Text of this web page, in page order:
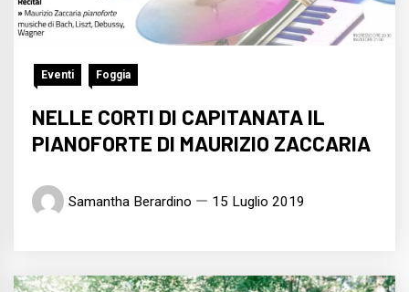
Eventi Foggia
NELLE CORTI DI CAPITANATA IL
PIANOFORTE DI MAURIZIO ZACCARIA
Samantha Berardino 15 Luglio 2019